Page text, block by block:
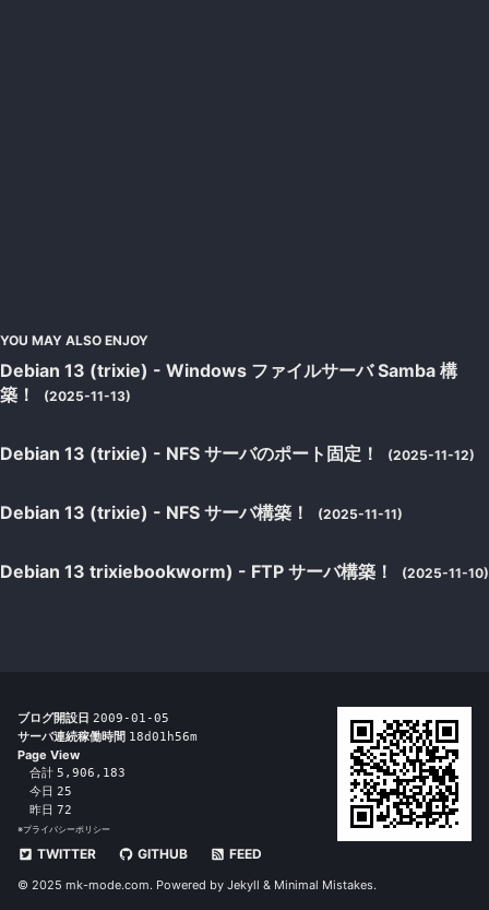
YOU MAY ALSO ENJOY
Debian 13 (trixie) - Windows ファイルサーバ Samba 構
築！
(2025-11-13)
Debian 13 (trixie) - NFS サーバのポート固定！ (2025-11-12)
Debian 13 (trixie) - NFS サーバ構築！ (2025-11-11)
Debian 13 trixiebookworm) - FTP サーバ構築！ (2025-11-10)
ブログ開設日 2009-01-05
サーバ連続稼働時間 18d01h56m
Page View
合計 5,906,183
今日 25
昨日 72
※プライバシーポリシー
TWITTER GITHUB FEED
© 2025 mk-mode.com. Powered by Jekyll & Minimal Mistakes.